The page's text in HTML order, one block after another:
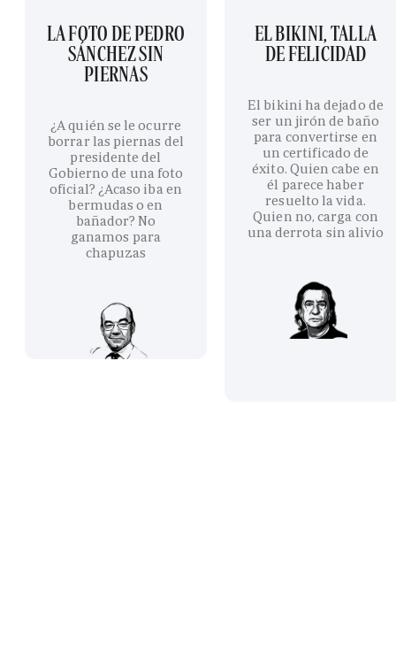
LA FOTO DE PEDRO
SÁNCHEZ SIN
PIERNAS
¿A quién se le ocurre
borrar las piernas del
presidente del
Gobierno de una foto
oficial? ¿Acaso iba en
bermudas o en
bañador? No
ganamos para
chapuzas
EL BIKINI, TALLA
DE FELICIDAD
El bikini ha dejado de
ser un jirón de baño
para convertirse en
un certificado de
éxito. Quien cabe en
él parece haber
resuelto la vida.
Quien no, carga con
una derrota sin alivio